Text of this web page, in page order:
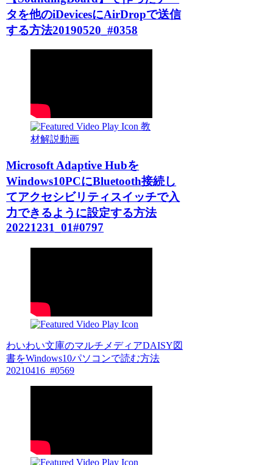
タを他のiDevicesにAirDropで送信
する方法20190520_#0358
教
材解説動画
Microsoft Adaptive Hubを
Windows10PCにBluetooth接続し
てアクセシビリティスイッチで入
力できるように設定する方法
20221231_01#0797
わいわい文庫のマルチメディアDAISY図
書をWindows10パソコンで読む方法
20210416_#0569